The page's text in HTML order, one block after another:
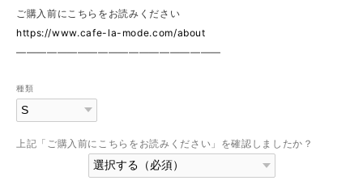
ご購入前にこちらをお読みください
https://www.cafe-la-mode.com/about
————————————————————
種類
上記「ご購入前にこちらをお読みください」を確認しましたか？